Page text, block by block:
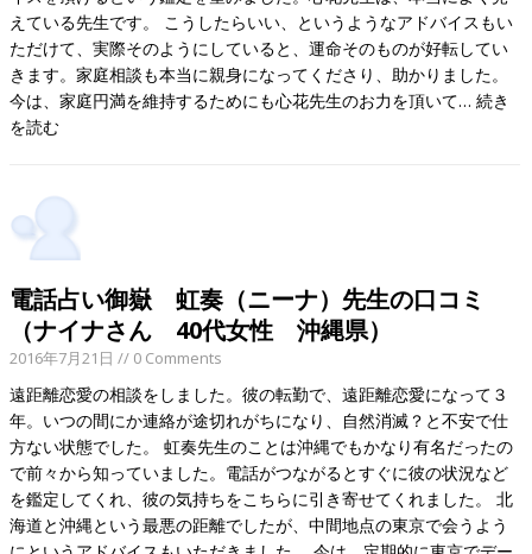
えている先生です。 こうしたらいい、というようなアドバイスもい
ただけて、実際そのようにしていると、運命そのものが好転してい
きます。家庭相談も本当に親身になってくださり、助かりました。
今は、家庭円満を維持するためにも心花先生のお力を頂いて…続き
を読む
電話占い御嶽 虹奏（ニーナ）先生の口コミ
（ナイナさん 40代女性 沖縄県）
2016年7月21日 // 0 Comments
遠距離恋愛の相談をしました。彼の転勤で、遠距離恋愛になって３
年。いつの間にか連絡が途切れがちになり、自然消滅？と不安で仕
方ない状態でした。 虹奏先生のことは沖縄でもかなり有名だったの
で前々から知っていました。電話がつながるとすぐに彼の状況など
を鑑定してくれ、彼の気持ちをこちらに引き寄せてくれました。 北
海道と沖縄という最悪の距離でしたが、中間地点の東京で会うよう